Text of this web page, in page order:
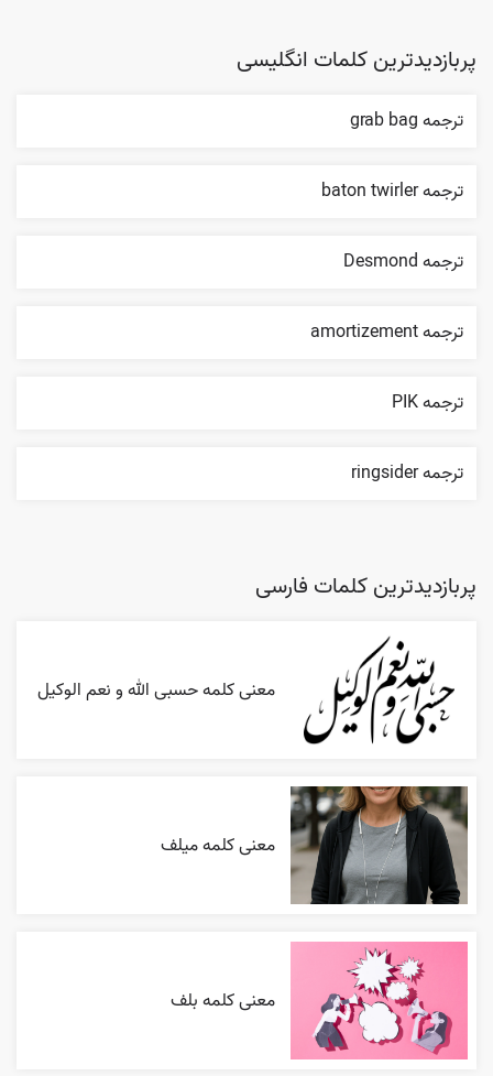
پربازدیدترین کلمات انگلیسی
ترجمه grab bag
ترجمه baton twirler
ترجمه Desmond
ترجمه amortizement
ترجمه PIK
ترجمه ringsider
پربازدیدترین کلمات فارسی
معنی کلمه حسبی الله و نعم الوکیل
معنی کلمه میلف
معنی کلمه بلف